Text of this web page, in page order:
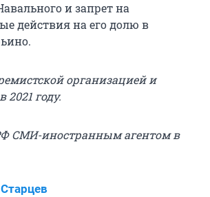
и запрет на
действия на его долю в
организацией и
году.
СМИ-иностранным агентом в